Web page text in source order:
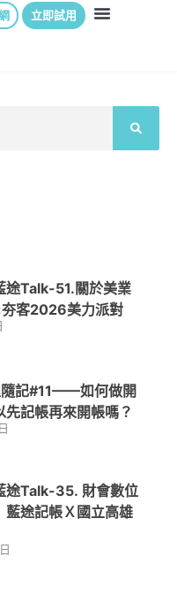
立即試用
Talk-51.關於美業
客2026美力派對
記#11——如何做開
先記帳再來開帳嗎？
Talk-35. 財會數位
藍途記帳Ｘ國立高雄